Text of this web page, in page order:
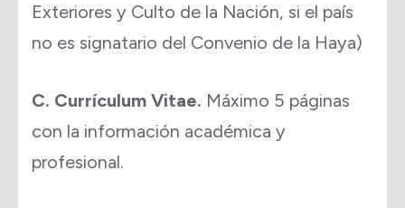
Exteriores y Culto de la Nación, si el país
no es signatario del Convenio de la Haya)
C. Currículum Vitae. Máximo 5 páginas
con la información académica y
profesional.